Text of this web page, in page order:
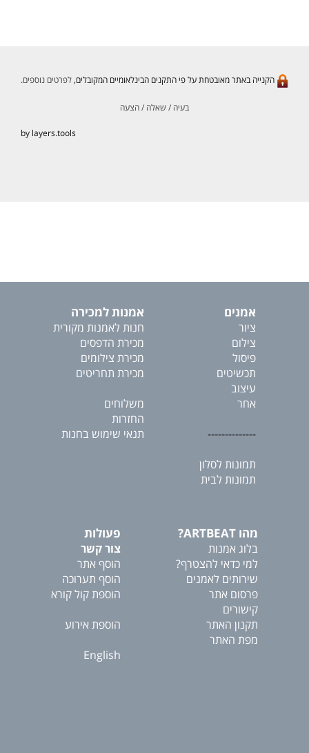
הקנייה באתר מאובטחת על פי התקנים הבינלאומיים המקובלים,לפרטים נוספים.
בעיה / שאלה / הצעה
by layers.tools
אמנים
ציור
צילום
פיסול
תכשיטים
עיצוב
אחר
--------------
תמונות לסלון
תמונות לבית
אמנות למכירה
חנות לאמנות מקורית
מכירת הדפסים
מכירת צילומים
מכירת תחריטים
משלוחים
החזרות
תנאי שימוש בחנות
מהו ARTBEAT?
בלוג אמנות
למי כדאי להצטרף?
שירותים לאמנים
פרסום אתר
קישורים
תקנון האתר
מפת האתר
פעולות
צור קשר
הוסף אתר
הוסף תערוכה
הוספת קול קורא
הוספת אירוע
English